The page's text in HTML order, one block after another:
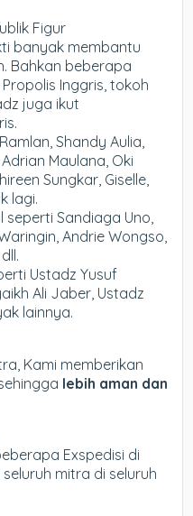
Figur
banyak membantu
Bahkan beberapa
Inggris, tokoh
juga ikut
Shandy Aulia,
Maulana, Oki
Sungkar, Giselle,
lagi.
Sandiaga Uno,
Andrie Wongso,
Ustadz Yusuf
Ali Jaber, Ustadz
lainnya.
Kami memberikan
lebih aman dan
Exspedisi di
mitra di seluruh